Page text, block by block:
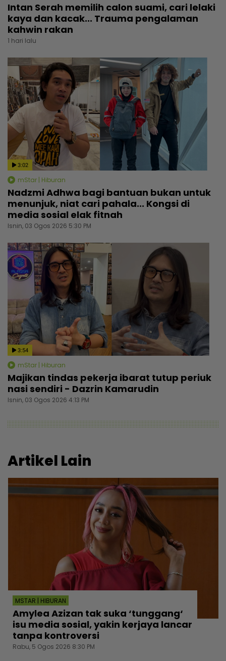
Intan Serah memilih calon suami, cari lelaki
kaya dan kacak... Trauma pengalaman
kahwin rakan
1 hari lalu
3:02
mStar | Hiburan
Nadzmi Adhwa bagi bantuan bukan untuk
menunjuk, niat cari pahala... Kongsi di
media sosial elak fitnah
Isnin, 03 Ogos 2026 5:30 PM
3:54
mStar | Hiburan
Majikan tindas pekerja ibarat tutup periuk
nasi sendiri - Dazrin Kamarudin
Isnin, 03 Ogos 2026 4:13 PM
Artikel Lain
MSTAR | HIBURAN
Amylea Azizan tak suka ‘tunggang‘
isu media sosial, yakin kerjaya lancar
tanpa kontroversi
Rabu, 5 Ogos 2026 8:30 PM